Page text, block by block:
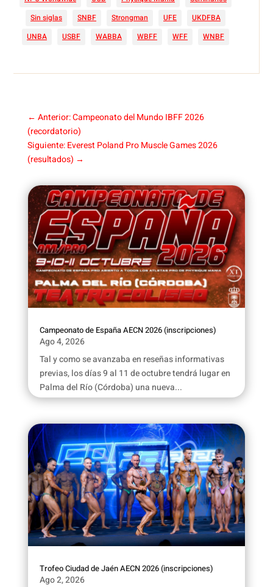
Sin siglas
SNBF Strongman UFE
UKDFBA
UNBA
USBF WABBA WBFF WFF WNBF
← Anterior: Campeonato del Mundo IBFF 2026
(recordatorio)
Siguiente: Everest Poland Pro Muscle Games 2026
(resultados) →
Campeonato de España AECN 2026 (inscripciones)
Ago 4, 2026
Tal y como se avanzaba en reseñas informativas
previas, los días 9 al 11 de octubre tendrá lugar en
Palma del Río (Córdoba) una nueva...
Trofeo Ciudad de Jaén AECN 2026 (inscripciones)
Ago 2, 2026